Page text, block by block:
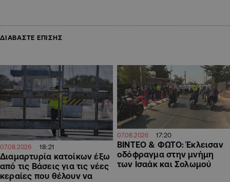
ΔΙΑΒΑΣΤΕ ΕΠΙΣΗΣ
07.08.2026 18:21
Διαμαρτυρία κατοίκων έξω
από τις Βάσεις για τις νέες
κεραίες που θέλουν να
07.08.2026 17:20
ΒΙΝΤΕΟ & ΦΩΤΟ: Έκλεισαν
οδόφραγμα στην μνήμη
των Ισαάκ και Σολωμού